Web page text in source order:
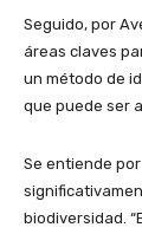
Seguido, por
áreas claves
un método de
que puede ser
Se entiende
biodiversidad.